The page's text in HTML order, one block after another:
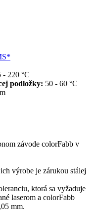
- 220 °C
podložky: 50 - 60 °C
závode colorFabb v
výrobe je zárukou stálej
ktorá sa vyžaduje
laserom a colorFabb
mm.